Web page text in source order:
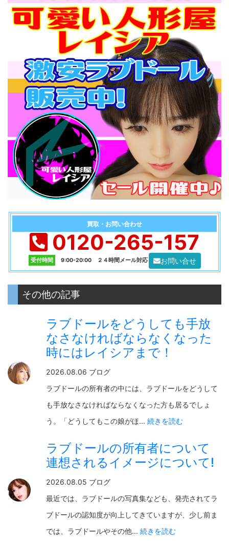
買取・お問い合わせ
0120-265-157
受付時間 9:00-20:00 ２４時間メール対応 お問い合せ
その他の記事
ラブドールをどうしても手放
なさなければならなくなった
時にはレイシアまで！
2026.08.06 ブログ
ラブドールの所有者の中には、ラブドールをどうして
も手放なさなければならなくなった方も居るでしょ
う。「どうしてもこの娘がほ... 続きを読む
ラブドールの所有者について
連想されるイメージについて!
2026.08.05 ブログ
最近では、ラブドールの写真集なども、発売されてラ
ブドールの認知度が向上してきていますが、少し前ま
では、ラブドールやその他... 続きを読む